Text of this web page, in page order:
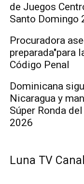
de Juegos
Santo Domingo
Procuradora
preparada"para
Código Penal
Dominicana
Nicaragua y
Súper Ronda
2026
Luna TV